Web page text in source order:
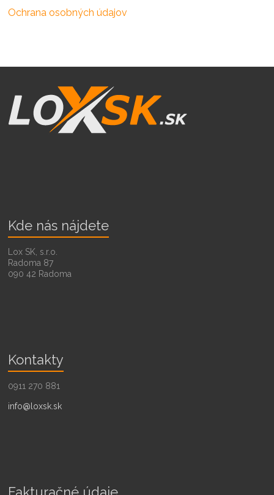
Ochrana osobných údajov
Kde nás nájdete
Lox SK, s.r.o.
Radoma 87
090 42 Radoma
Kontakty
0911 270 881
info@loxsk.sk